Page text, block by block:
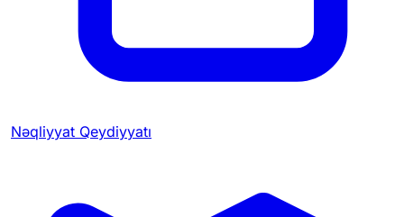
Nəqliyyat Qeydiyyatı